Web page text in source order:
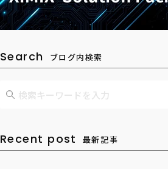
Search ブログ内検索
Recent post 最新記事